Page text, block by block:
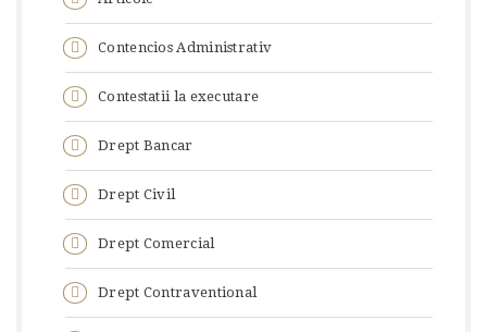
Contencios Administrativ
Contestatii la executare
Drept Bancar
Drept Civil
Drept Comercial
Drept Contraventional